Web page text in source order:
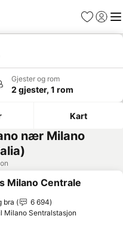
Favoritter
Logg
Gjester og rom
2 gjester, 1 rom
Kart
nær Milano
til i favoritter
Milano Centrale
bra
6 694
Milano Sentralstasjon